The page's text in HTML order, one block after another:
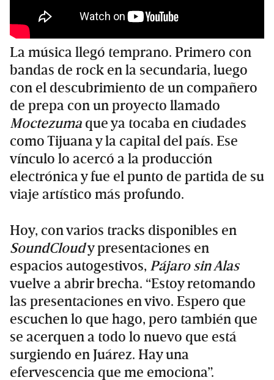
La música llegó temprano. Primero con
bandas de rock en la secundaria, luego
con el descubrimiento de un compañero
de prepa con un proyecto llamado
Moctezuma que ya tocaba en ciudades
como Tijuana y la capital del país. Ese
vínculo lo acercó a la producción
electrónica y fue el punto de partida de su
viaje artístico más profundo.
Hoy, con varios tracks disponibles en
SoundCloudy presentaciones en
espacios autogestivos, Pájaro sin Alas
vuelve a abrir brecha. “Estoy retomando
las presentaciones en vivo. Espero que
escuchen lo que hago, pero también que
se acerquen a todo lo nuevo que está
surgiendo en Juárez. Hay una
efervescencia que me emociona”.